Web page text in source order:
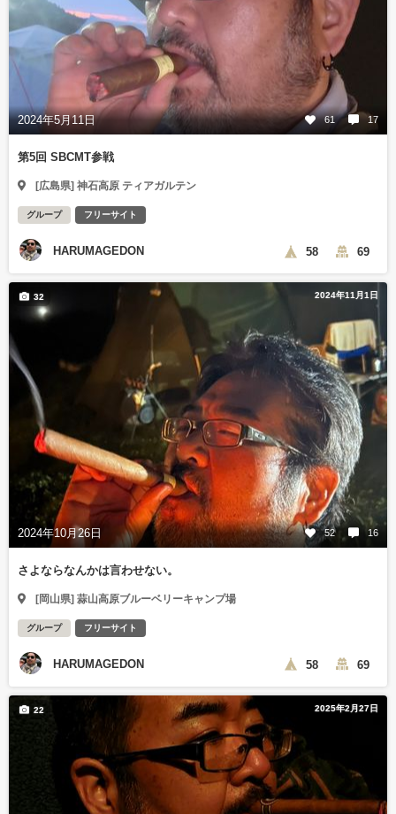
2024年5月11日 61 17
第5回 SBCMT参戦
[広島県] 神石高原 ティアガルテン
グループ フリーサイト
HARUMAGEDON 58 69
2024年11月1日
2024年10月26日 52 16
32
さよならなんかは言わせない。
[岡山県] 蒜山高原ブルーベリーキャンプ場
グループ フリーサイト
HARUMAGEDON 58 69
2025年2月27日
22